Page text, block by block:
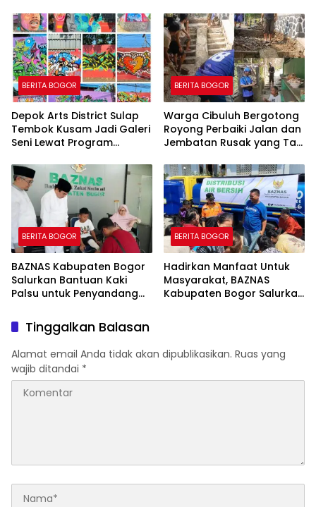
Kabag Kesra
Dipermalukan di Hadapan
Rekan Kerja
BERITA BOGOR
Depok Arts District Sulap
Tembok Kusam Jadi Galeri
Seni Lewat Program
BERITA BOGOR
Warga Cibuluh Bergotong
Royong Perbaiki Jalan dan
Jembatan Rusak yang Tak
BERITA BOGOR
BAZNAS Kabupaten Bogor
Salurkan Bantuan Kaki
Palsu untuk Penyandang
Kepedulian dalam
Program “Bogor Peduli”
BERITA BOGOR
Hadirkan Manfaat Untuk
Masyarakat, BAZNAS
Kabupaten Bogor Salurkan
Tinggalkan Balasan
Alamat email Anda tidak akan dipublikasikan. Ruas yang
wajib ditandai *